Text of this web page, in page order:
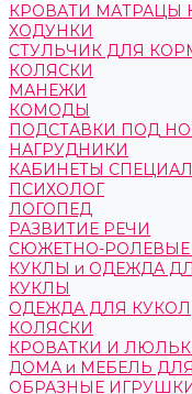
КРОВАТИ МАТРАЦЫ
ХОДУНКИ
СТУЛЬЧИК ДЛЯ
КОЛЯСКИ
МАНЕЖИ
КОМОДЫ
ПОДСТАВКИ ПОД
НАГРУДНИКИ
КАБИНЕТЫ
ПСИХОЛОГ
ЛОГОПЕД
РАЗВИТИЕ РЕЧИ
СЮЖЕТНО-РОЛЕВЫЕ
КУКЛЫ и ОДЕЖДА
КУКЛЫ
ОДЕЖДА ДЛЯ КУКОЛ
КОЛЯСКИ
КРОВАТКИ И ЛЮЛЬКИ
ДОМА и МЕБЕЛЬ
ОБРАЗНЫЕ